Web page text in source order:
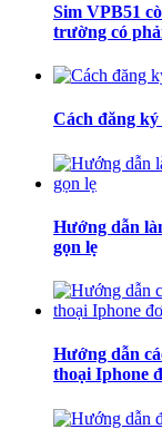
Sim VPB51
trường có
Cách đăng
Hướng dẫn
gọn lẹ
Hướng dẫn
thoại Iphone